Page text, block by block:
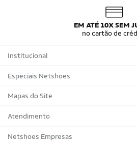
EM ATÉ 10X SEM
no cartão de
Institucional
Sobre a Netshoes
Política de Privacidade
Programa de Afiliados
Regulamentos
Especiais Netshoes
Suplementos
Corrida
Bicicletas
Mapas do Site
Marcas
Tipos de Produtos
Atendimento
Trocas e devoluções
Netshoes Empresas